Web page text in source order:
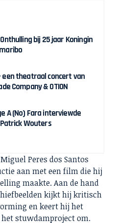
bij 25 jaar Koningin
– een theatraal concert van
Company & OTION
A (No) Fara interviewde
Wouters
Peres dos Santos
aan met een film die hij
maakte. Aan de hand
kijkt hij kritisch
en keert hij het
stuwdamproject om.